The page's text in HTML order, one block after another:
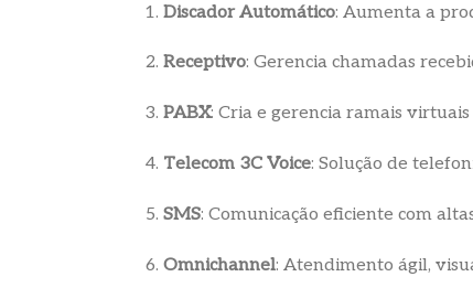
Discador Automático: Aumenta a
Receptivo: Gerencia chamadas
PABX: Cria e gerencia ramais
Telecom 3C Voice: Solução de
SMS: Comunicação eficiente com
Omnichannel: Atendimento ágil,